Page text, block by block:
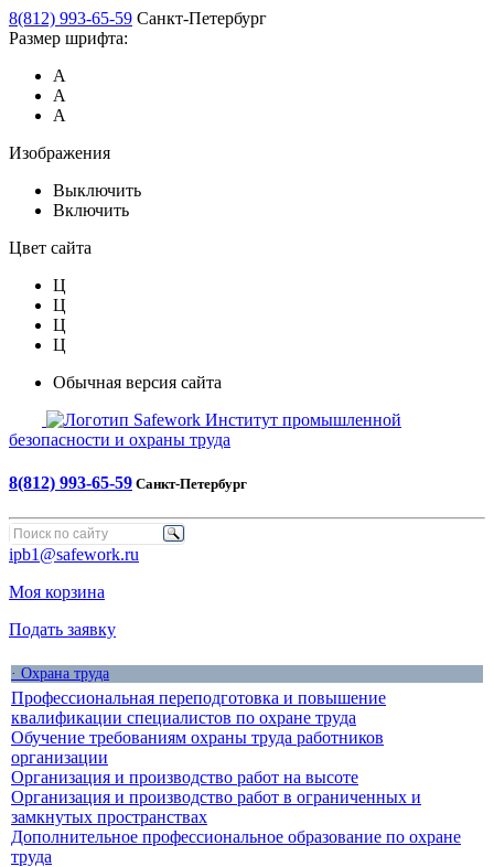
8(812) 993-65-59 Санкт-Петербург
Размер шрифта:
А
А
А
Изображения
Выключить
Включить
Цвет сайта
Ц
Ц
Ц
Ц
Обычная версия сайта
Safework Институт промышленной
безопасности и охраны труда
8(812) 993-65-59 Санкт-Петербург
ipb1@safework.ru
Моя корзина
Подать заявку
· Охрана труда
Профессиональная переподготовка и повышение
квалификации специалистов по охране труда
Обучение требованиям охраны труда работников
организации
Организация и производство работ на высоте
Организация и производство работ в ограниченных и
замкнутых пространствах
Дополнительное профессиональное образование по охране
труда